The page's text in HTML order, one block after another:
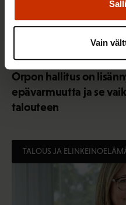
Vain
7.10.2025Saana Siekkinen
Orpon hallitus on
epävarmuutta ja se
talouteen
TALOUS JA